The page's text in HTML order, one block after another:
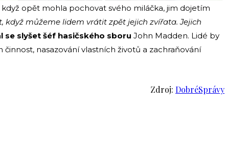
opět mohla pochovat svého miláčka, jim dojetím
když můžeme lidem vrátit zpět jejich zvířata. Jejich
se slyšet šéf hasičského sboru John Madden. Lidé by
nasazování vlastních životů a zachraňování
Zdroj: DobréSprávy